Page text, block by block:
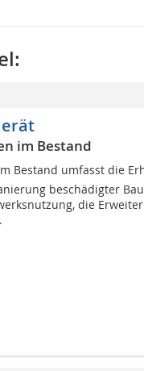
im Bestand
Bestand umfasst die
beschädigter
die